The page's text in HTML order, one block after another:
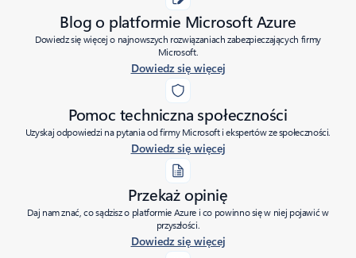
Blog o platformie Microsoft Azure
Dowiedz się więcej o najnowszych rozwiązaniach zabezpieczających firmy
Microsoft.
Dowiedz się więcej
Pomoc techniczna społeczności
Uzyskaj odpowiedzi na pytania od firmy Microsoft i ekspertów ze społeczności.
Dowiedz się więcej
Przekaż opinię
Daj nam znać, co sądzisz o platformie Azure i co powinno się w niej pojawić w
przyszłości.
Dowiedz się więcej